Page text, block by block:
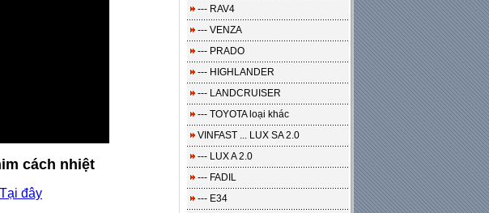
cách nhiệt
Tại đây
--- RAV4
--- VENZA
--- PRADO
--- HIGHLANDER
--- LANDCRUISER
--- TOYOTA loại khác
VINFAST ... LUX SA 2.0
--- LUX A 2.0
--- FADIL
--- E34